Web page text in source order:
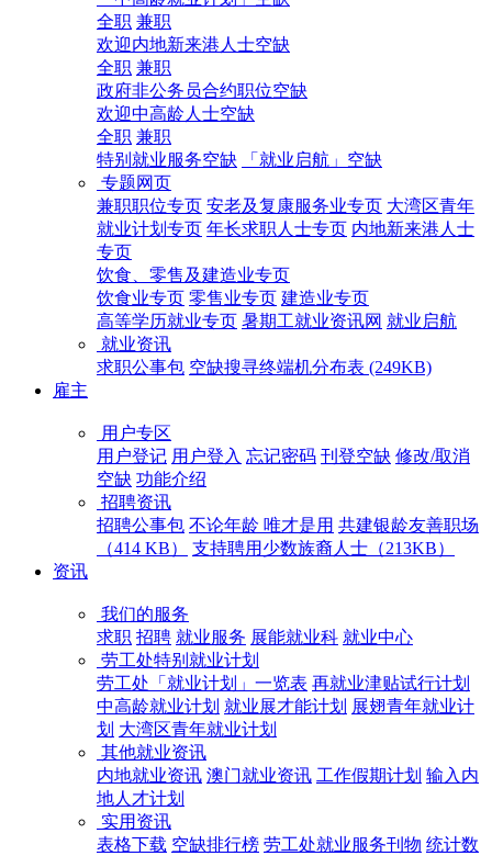
全职 兼职
欢迎内地新来港人士空缺
全职 兼职
政府非公务员合约职位空缺
欢迎中高龄人士空缺
全职 兼职
特别就业服务空缺
「就业启航」空缺
专题网页
兼职职位专页 安老及复康服务业专页 大湾区青年
就业计划专页 年长求职人士专页 内地新来港人士
专页
饮食、零售及建造业专页
饮食业专页 零售业专页 建造业专页
高等学历就业专页 暑期工就业资讯网 就业启航
就业资讯
求职公事包 空缺搜寻终端机分布表 (249KB)
雇主
用户专区
用户登记 用户登入 忘记密码 刊登空缺 修改/取消
空缺 功能介绍
招聘资讯
招聘公事包 不论年龄 唯才是用 共建银龄友善职场
（414 KB）
支持聘用少数族裔人士（213KB）
资讯
我们的服务
求职 招聘 就业服务 展能就业科 就业中心
劳工处特别就业计划
劳工处「就业计划」一览表 再就业津贴试行计划
中高龄就业计划 就业展才能计划 展翅青年就业计
划 大湾区青年就业计划
其他就业资讯
内地就业资讯 澳门就业资讯 工作假期计划 输入内
地人才计划
实用资讯
表格下载 空缺排行榜 劳工处就业服务刊物 统计数